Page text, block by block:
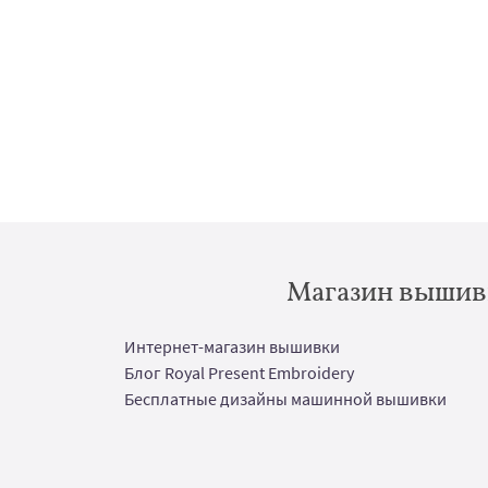
Магазин
Интернет-магазин вышивки
Блог Royal Present Embroidery
Бесплатные дизайны машинной вышивки